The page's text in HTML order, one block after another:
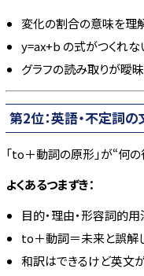
変化の割合の意味を理
y=ax+b の式がつくれな
グラフの読み取りが曖昧
第2位：英語・不定詞の
「to＋動詞の原形」が“何
よくあるつまずき：
目的・理由・形容詞的
to＋動詞＝未来と誤解
和訳はできるけど英文